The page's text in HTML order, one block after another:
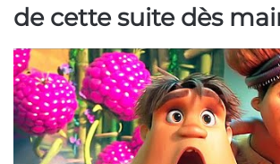
de cette suite dès